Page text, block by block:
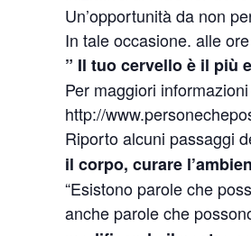
Un’opportunità da non
In tale occasione. alle
” Il tuo cervello è il più
Per maggiori
http://
Riporto alcuni passaggi
il corpo, curare
“Esistono parole che
anche parole che